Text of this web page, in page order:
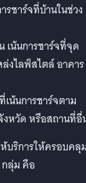
รชาร์จที่บ้านในช่วง
เน้นการชาร์จที่จุด
งไลฟ์สไตล์ อาคาร
เน้นการชาร์จตาม
งหวัด หรือสถานที่อื่
บริการให้ครอบคลุ
ลุ่ม คือ